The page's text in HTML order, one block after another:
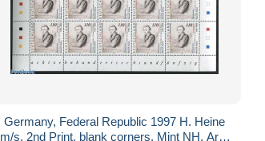
Germany, Federal Republic 1997 H. Heine
m/s, 2nd Print, blank corners, Mint NH, Art -